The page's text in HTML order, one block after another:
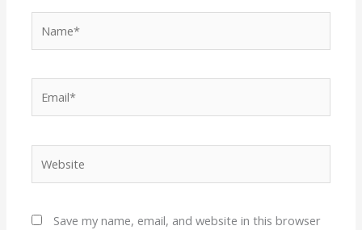
Save my name, email, and website in this browser